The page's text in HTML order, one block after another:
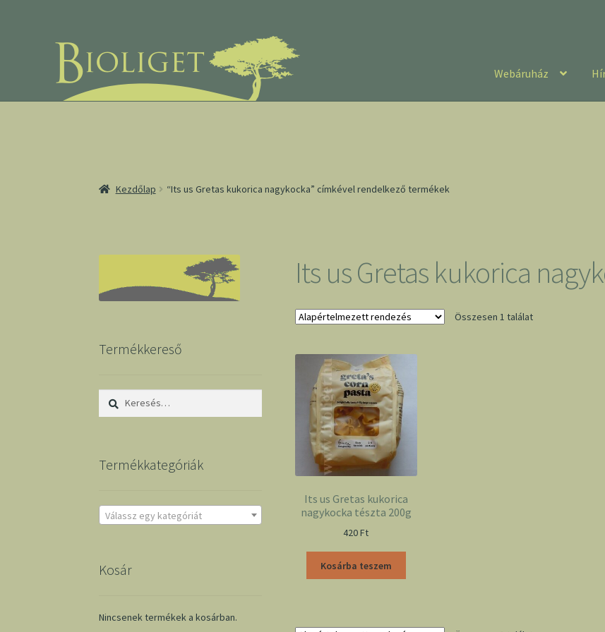
Webáruház
Kezdőlap “Its us Gretas kukorica nagykocka” címkével rendelkező termékek
Its us Gretas kukorica
Összesen 1 találat
Its us Gretas kukorica
nagykocka tészta 200g
420Ft
Kosárba teszem
Termékkereső
Keresés:
Termékkategóriák
Válassz egy kategóriát
Kosár
Nincsenek termékek a kosárban.